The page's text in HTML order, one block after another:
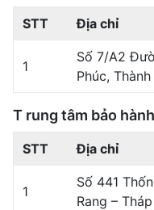
STT Địa chỉ
1
Số 7/A2
Phúc,
T rung tâm bảo
STT Địa chỉ
1
Số 441
Rang –